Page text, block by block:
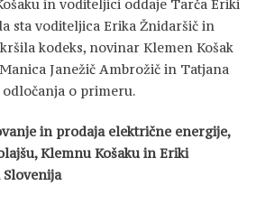
in voditeljici oddaje Tarča Eriki
sta voditeljica Erika Žnidaršič in
kodeks, novinar Klemen Košak
Janežič Ambrožič in Tatjana
o primeru.
in prodaja električne energije,
Klemnu Košaku in Eriki